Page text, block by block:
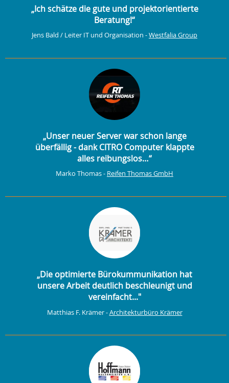
„Ich schätze die gute und projektorientierte
Beratung!“
Jens Bald / Leiter IT und Organisation -Westfalia Group
„Unser neuer Server war schon lange
überfällig - dank CITRO Computer klappte
alles reibungslos…“
Marko Thomas - Reifen Thomas GmbH
„Die optimierte Bürokummunikation hat
unsere Arbeit deutlich beschleunigt und
vereinfacht..."
Matthias F. Krämer -Architekturbüro Krämer